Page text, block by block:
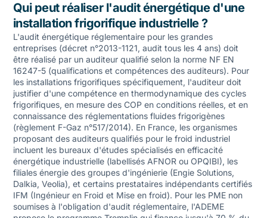
Qui peut réaliser l'audit énergétique d'une
installation frigorifique industrielle ?
L'audit énergétique réglementaire pour les grandes
entreprises (décret n°2013-1121, audit tous les 4 ans) doit
être réalisé par un auditeur qualifié selon la norme NF EN
16247-5 (qualifications et compétences des auditeurs). Pour
les installations frigorifiques spécifiquement, l'auditeur doit
justifier d'une compétence en thermodynamique des cycles
frigorifiques, en mesure des COP en conditions réelles, et en
connaissance des réglementations fluides frigorigènes
(règlement F-Gaz n°517/2014). En France, les organismes
proposant des auditeurs qualifiés pour le froid industriel
incluent les bureaux d'études spécialisés en efficacité
énergétique industrielle (labellisés AFNOR ou OPQIBI), les
filiales énergie des groupes d'ingénierie (Engie Solutions,
Dalkia, Veolia), et certains prestataires indépendants certifiés
IFM (Ingénieur en Froid et Mise en froid). Pour les PME non
soumises à l'obligation d'audit réglementaire, l'ADEME